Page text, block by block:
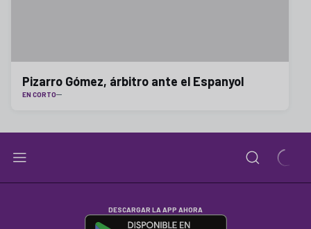
Pizarro Gómez, árbitro ante el Espanyol
EN CORTO
DESCARGAR LA APP AHORA